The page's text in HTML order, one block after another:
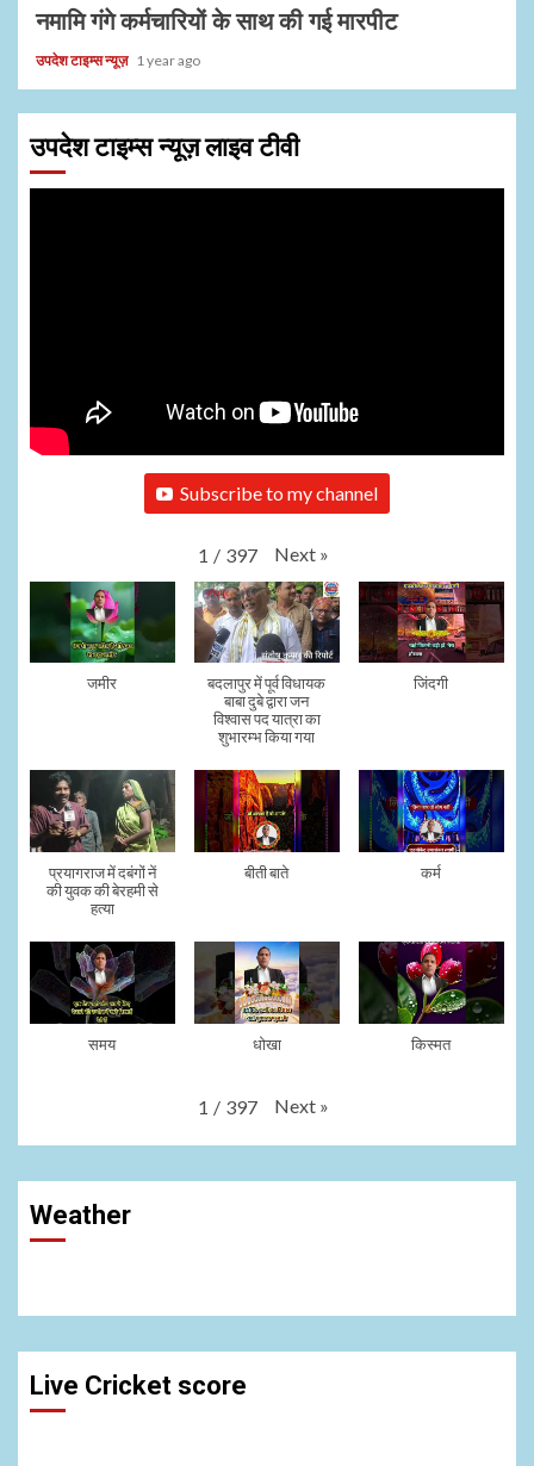
नमामि गंगे कर्मचारियों के साथ की गई मारपीट
उपदेश टाइम्स न्यूज़ 1 year ago
उपदेश टाइम्स न्यूज़ लाइव टीवी
Subscribe to my channel
1 / 397 Next »
जमीर
बदलापुर में पूर्व विधायक
बाबा दुबे द्वारा जन
विश्वास पद यात्रा का
शुभारम्भ किया गया
जिंदगी
प्रयागराज में दबंगों नें
की युवक की बेरहमी से
हत्या
बीती बाते कर्म
समय धोखा किस्मत
1 / 397 Next »
Weather
Live Cricket score